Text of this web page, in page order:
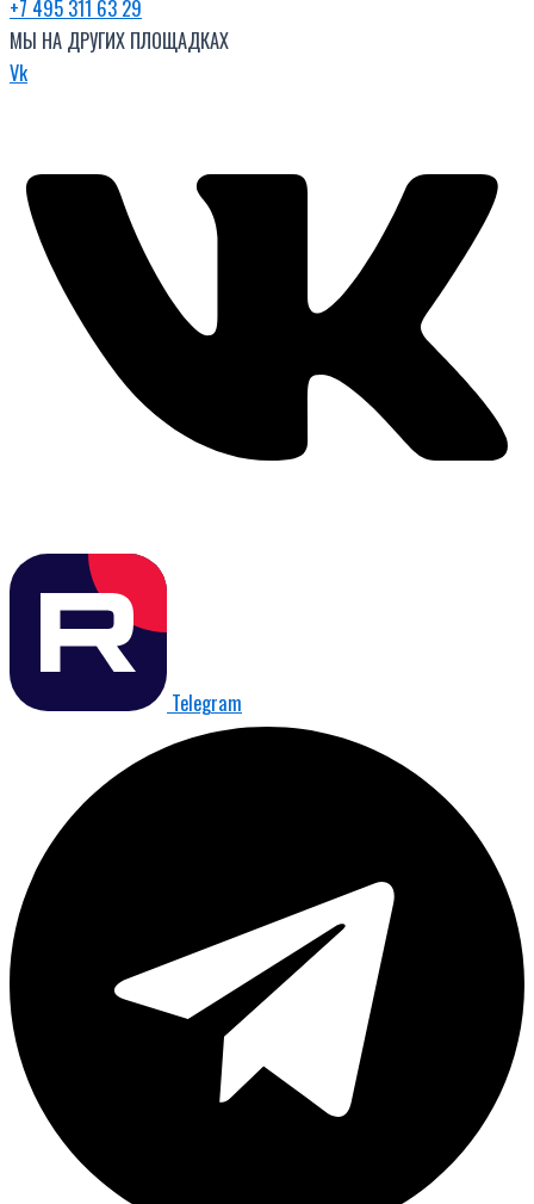
+7 495 311 63 29
МЫ НА ДРУГИХ ПЛОЩАДКАХ
Vk
Telegram